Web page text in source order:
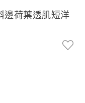
邊荷葉透肌短洋